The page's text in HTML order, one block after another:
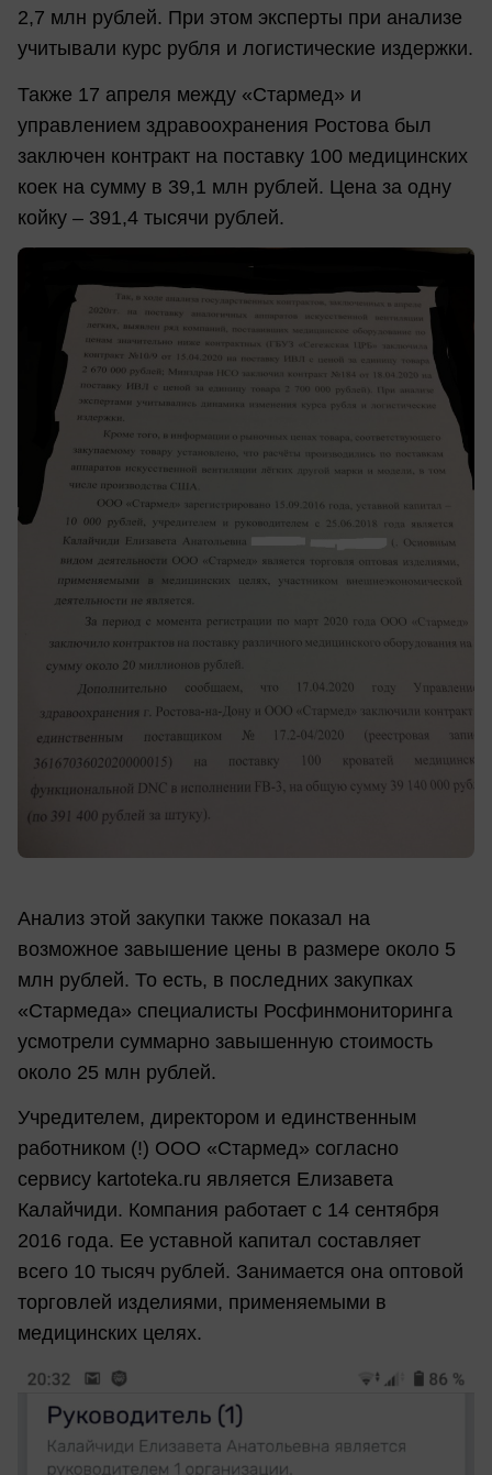
2,7 млн рублей. При этом эксперты при анализе
учитывали курс рубля и логистические издержки.
Также 17 апреля между «Стармед» и
управлением здравоохранения Ростова был
заключен контракт на поставку 100 медицинских
коек на сумму в 39,1 млн рублей. Цена за одну
койку – 391,4 тысячи рублей.
Анализ этой закупки также показал на
возможное завышение цены в размере около 5
млн рублей. То есть, в последних закупках
«Стармеда» специалисты Росфинмониторинга
усмотрели суммарно завышенную стоимость
около 25 млн рублей.
Учредителем, директором и единственным
работником (!) ООО «Стармед» согласно
сервису kartoteka.ru является Елизавета
Калайчиди. Компания работает с 14 сентября
2016 года. Ее уставной капитал составляет
всего 10 тысяч рублей. Занимается она оптовой
торговлей изделиями, применяемыми в
медицинских целях.